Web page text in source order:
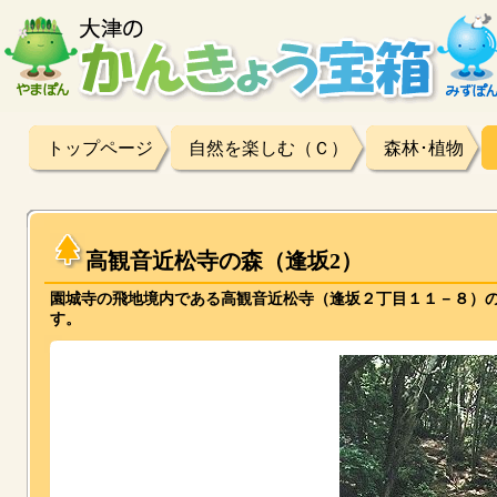
トップページ 自然を楽しむ（Ｃ） 森林･植物
高観音近松寺の森（逢坂2）
園城寺の飛地境内である高観音近松寺（逢坂２丁目１１－８）
す。